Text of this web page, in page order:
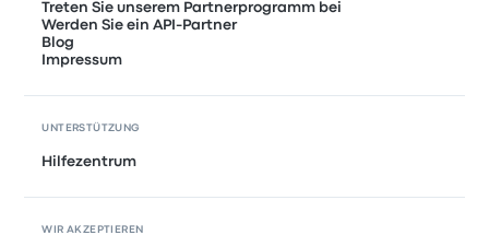
Treten Sie unserem Partnerprogramm bei
Werden Sie ein API-Partner
Blog
Impressum
UNTERSTÜTZUNG
Hilfezentrum
WIR AKZEPTIEREN